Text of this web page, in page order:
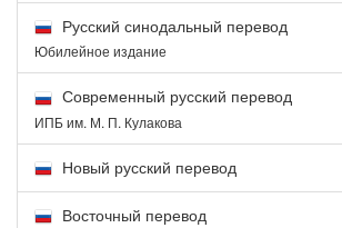
Русский синодальный перевод
Юбилейное издание
Современный русский перевод
ИПБ им. М. П. Кулакова
Новый русский перевод
Восточный перевод